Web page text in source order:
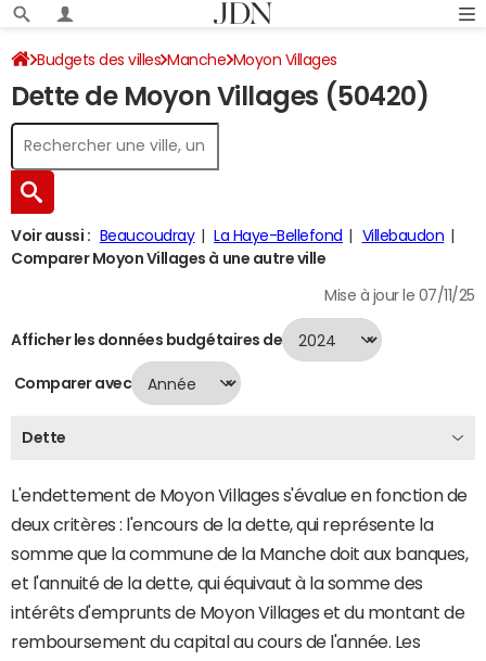
Budgets des villes Manche Moyon Villages
Dette au 31/12/2024
Dette de Moyon Villages (50420)
Voir aussi : Beaucoudray La Haye-Bellefond
Villebaudon
Comparer Moyon Villages à une autre ville
Mise à jour le 07/11/25
Afficher les données budgétaires de
Comparer avec
Dette
L'endettement de Moyon Villages s'évalue en fonction de
deux critères : l'encours de la dette, qui représente la
somme que la commune de la Manche doit aux banques,
et l'annuité de la dette, qui équivaut à la somme des
intérêts d'emprunts de Moyon Villages et du montant de
remboursement du capital au cours de l'année. Les